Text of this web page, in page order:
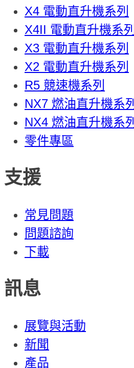
X4 電動直升機系列
X4II 電動直升機系列
X3 電動直升機系列
X2 電動直升機系列
R5 競速機系列
NX7 燃油直升機系列
NX4 燃油直升機系列
零件專區
支援
常見問題
問題諮詢
下載
訊息
展覽與活動
新聞
產品